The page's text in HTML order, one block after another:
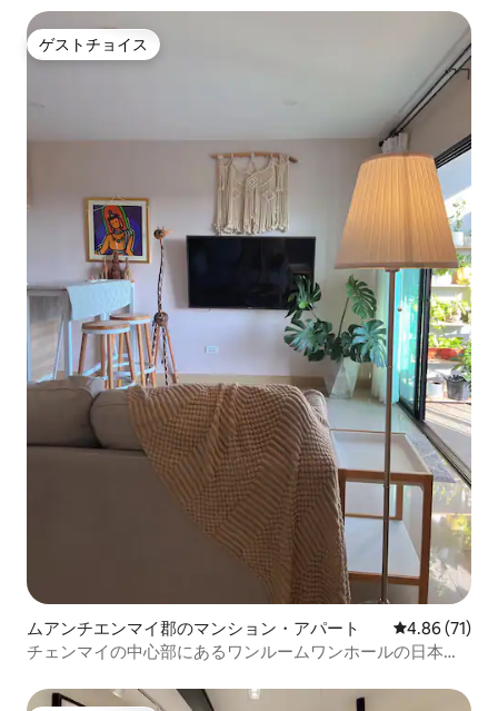
ゲストチョイス
ゲストチョイス
ムアンチエンマイ郡のマンション・アパート レビュー71
4.86 (71)
チェンマイの中心部にあるワンルームワンホールの日本風